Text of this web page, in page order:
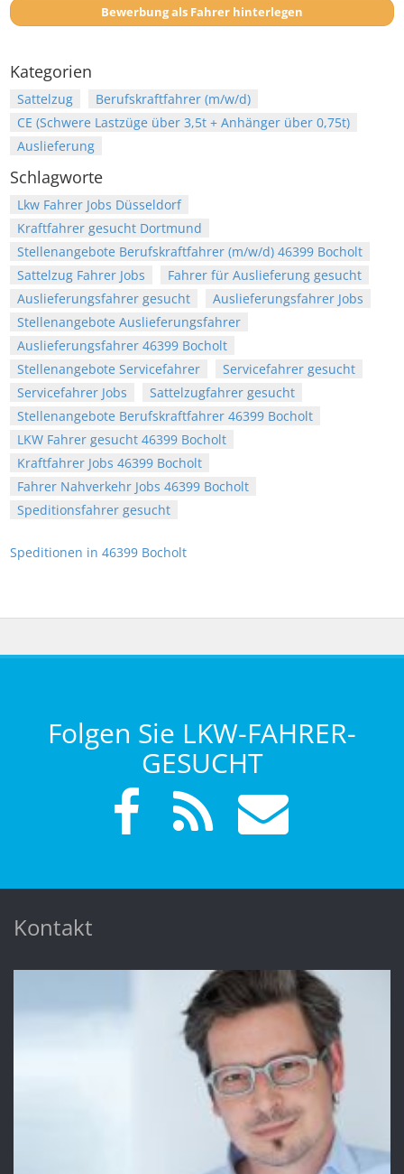
Bewerbung als Fahrer hinterlegen
Kategorien
Sattelzug
Berufskraftfahrer (m/w/d)
CE (Schwere Lastzüge über 3,5t + Anhänger über 0,75t)
Auslieferung
Schlagworte
Lkw Fahrer Jobs Düsseldorf
Kraftfahrer gesucht Dortmund
Stellenangebote Berufskraftfahrer (m/w/d) 46399 Bocholt
Sattelzug Fahrer Jobs
Fahrer für Auslieferung gesucht
Auslieferungsfahrer gesucht
Auslieferungsfahrer Jobs
Stellenangebote Auslieferungsfahrer
Auslieferungsfahrer 46399 Bocholt
Stellenangebote Servicefahrer
Servicefahrer gesucht
Servicefahrer Jobs
Sattelzugfahrer gesucht
Stellenangebote Berufskraftfahrer 46399 Bocholt
LKW Fahrer gesucht 46399 Bocholt
Kraftfahrer Jobs 46399 Bocholt
Fahrer Nahverkehr Jobs 46399 Bocholt
Speditionsfahrer gesucht
Speditionen in 46399 Bocholt
Folgen Sie LKW-FAHRER-
GESUCHT
Kontakt